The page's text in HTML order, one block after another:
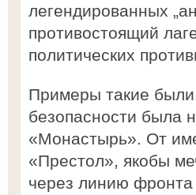
легендированных
противостоящий
политических
Примеры такие
безопасности была
«Монастырь». От
«Престол», якобы
через линию